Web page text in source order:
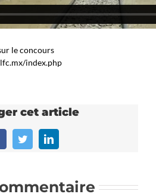
le concours
index.php
cet article
TwitterLinkedIn